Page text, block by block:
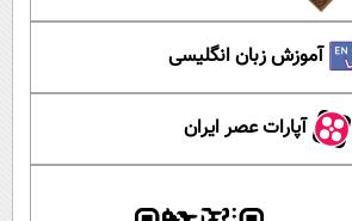
آموزش زبان انگلیسی
آپارات عصر ایران